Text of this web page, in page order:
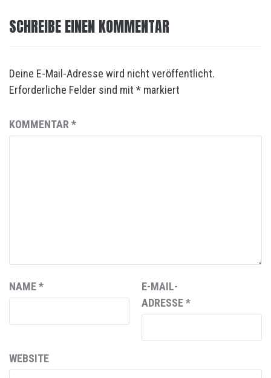
SCHREIBE EINEN KOMMENTAR
Deine E-Mail-Adresse wird nicht veröffentlicht.
Erforderliche Felder sind mit * markiert
KOMMENTAR *
NAME*
E-MAIL-
ADRESSE*
WEBSITE